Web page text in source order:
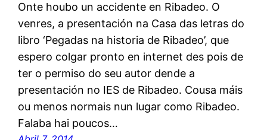
Onte houbo un accidente en Ribadeo. O
venres, a presentación na Casa das letras do
libro ‘Pegadas na historia de Ribadeo’, que
espero colgar pronto en internet des pois de
ter o permiso do seu autor dende a
presentación no IES de Ribadeo. Cousa máis
ou menos normais nun lugar como Ribadeo.
Falaba hai poucos…